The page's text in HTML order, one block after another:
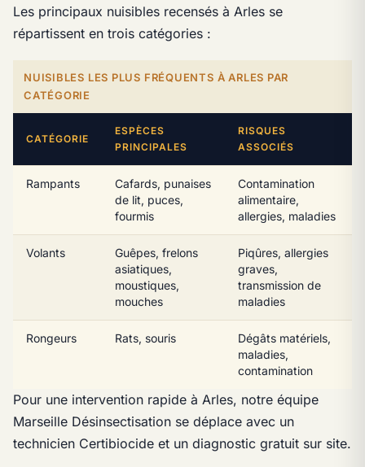
Les principaux nuisibles recensés à Arles se
répartissent en trois catégories :
NUISIBLES LES PLUS FRÉQUENTS À ARLES PAR
CATÉGORIE
CATÉGORIE
ESPÈCES
PRINCIPALES
RISQUES
ASSOCIÉS
Rampants
Cafards, punaises
de lit, puces,
fourmis
Contamination
alimentaire,
allergies, maladies
Volants
Guêpes, frelons
asiatiques,
moustiques,
mouches
Piqûres, allergies
graves,
transmission de
maladies
Rongeurs Rats, souris
Dégâts matériels,
maladies,
contamination
Pour une intervention rapide à Arles, notre équipe
Marseille Désinsectisation se déplace avec un
technicien Certibiocide et un diagnostic gratuit sur site.